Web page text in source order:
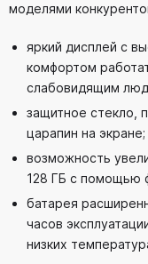
моделями
яркий дисплей с
комфортом
слабовидящим
защитное стекло,
царапин на экране;
возможность
128 ГБ с помощью
батарея
часов
низких